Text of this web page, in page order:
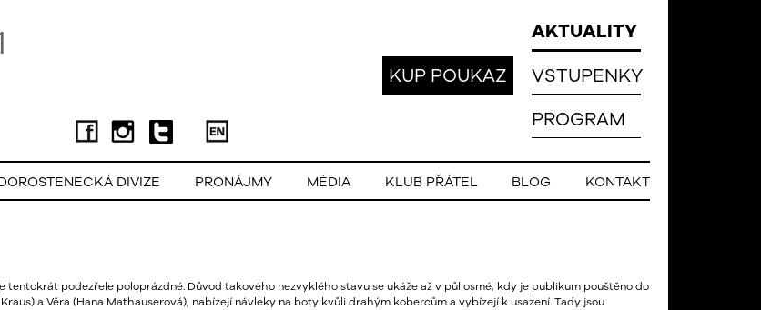
AKTUALITY
VSTUPENKY
PROGRAM
KUP POUKAZ
DIVIZE PRONÁJMY MÉDIA KLUB PŘÁTEL BLOG KONTAKT
tentokrát podezřele poloprázdné. Důvod takového nezvyklého stavu se ukáže až v půl osmé, kdy je publikum pouštěno do
a Věra (Hana Mathauserová), nabízejí návleky na boty kvůli drahým kobercům a vybízejí k usazení. Tady jsou